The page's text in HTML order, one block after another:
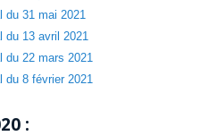
du 31 mai 2021
du 13 avril 2021
du 22 mars 2021
du 8 février 2021
: